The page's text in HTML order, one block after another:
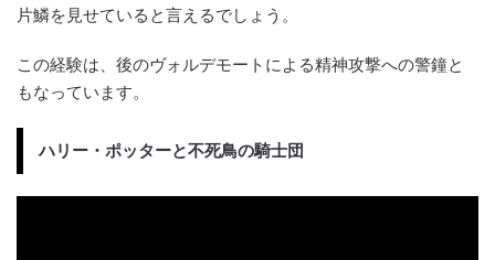
片鱗を見せていると言えるでしょう。
この経験は、後のヴォルデモートによる精神攻撃への警鐘と
もなっています。
ハリー・ポッターと不死鳥の騎士団